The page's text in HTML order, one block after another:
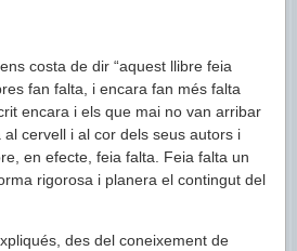
costa de dir “aquest llibre feia
fan falta, i encara fan més falta
encara i els que mai no van arribar
cervell i al cor dels seus autors i
en efecte, feia falta. Feia falta un
rigorosa i planera el contingut del
des del coneixement de